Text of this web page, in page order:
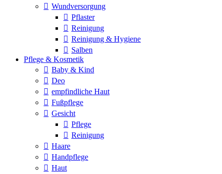
Wundversorgung
Pflaster
Reinigung
Reinigung & Hygiene
Salben
Pflege & Kosmetik
Baby & Kind
Deo
empfindliche Haut
Fußpflege
Gesicht
Pflege
Reinigung
Haare
Handpflege
Haut